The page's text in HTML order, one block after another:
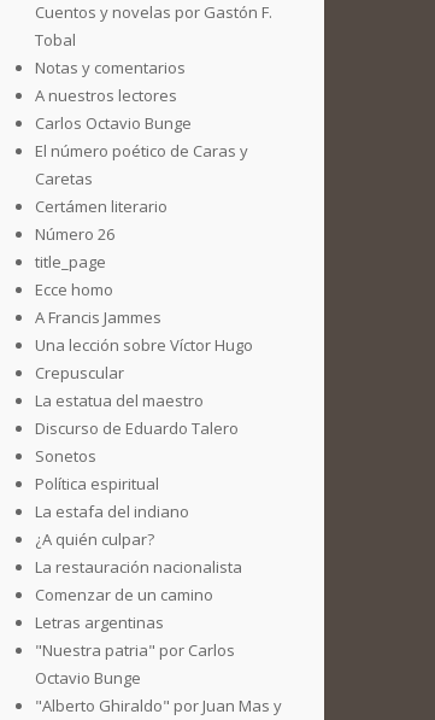
Cuentos y novelas por Gastón F.
Tobal
Notas y comentarios
A nuestros lectores
Carlos Octavio Bunge
El número poético de Caras y
Caretas
Certámen literario
Número 26
title_page
Ecce homo
A Francis Jammes
Una lección sobre Víctor Hugo
Crepuscular
La estatua del maestro
Discurso de Eduardo Talero
Sonetos
Política espiritual
La estafa del indiano
¿A quién culpar?
La restauración nacionalista
Comenzar de un camino
Letras argentinas
"Nuestra patria" por Carlos
Octavio Bunge
"Alberto Ghiraldo" por Juan Mas y